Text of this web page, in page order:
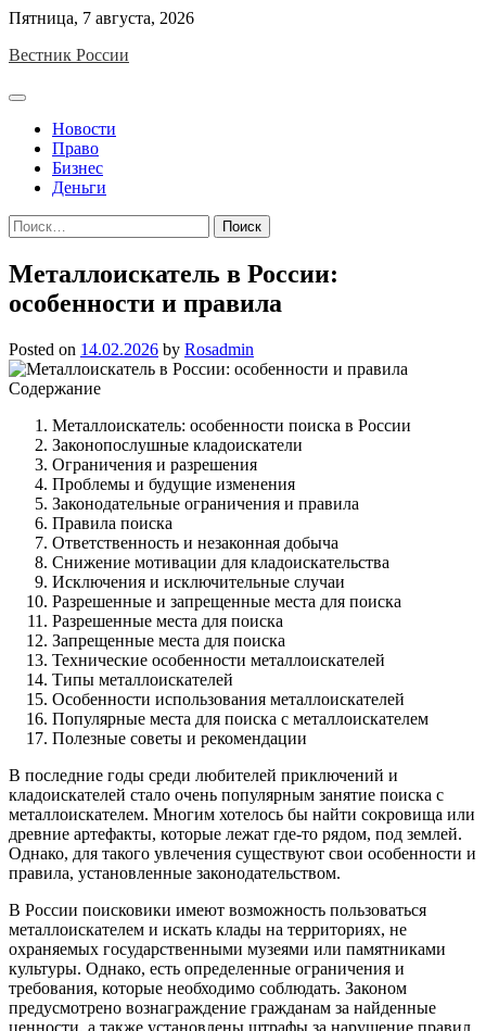
Skip
content
Пятница, 7 августа, 2026
Вестник России
Новости
Право
Бизнес
Деньги
Найти:
Металлоискатель в России:
особенности и правила
Posted on 14.02.2026 by Rosadmin
Содержание
Металлоискатель: особенности поиска в России
Законопослушные кладоискатели
Ограничения и разрешения
Проблемы и будущие изменения
Законодательные ограничения и правила
Правила поиска
Ответственность и незаконная добыча
Снижение мотивации для кладоискательства
Исключения и исключительные случаи
Разрешенные и запрещенные места для поиска
Разрешенные места для поиска
Запрещенные места для поиска
Технические особенности металлоискателей
Типы металлоискателей
Особенности использования металлоискателей
Популярные места для поиска с металлоискателем
Полезные советы и рекомендации
В последние годы среди любителей приключений и
кладоискателей стало очень популярным занятие поиска с
металлоискателем. Многим хотелось бы найти сокровища или
древние артефакты, которые лежат где-то рядом, под землей.
Однако, для такого увлечения существуют свои особенности и
правила, установленные законодательством.
В России поисковики имеют возможность пользоваться
металлоискателем и искать клады на территориях, не
охраняемых государственными музеями или памятниками
культуры. Однако, есть определенные ограничения и
требования, которые необходимо соблюдать. Законом
предусмотрено вознаграждение гражданам за найденные
ценности, а также установлены штрафы за нарушение правил